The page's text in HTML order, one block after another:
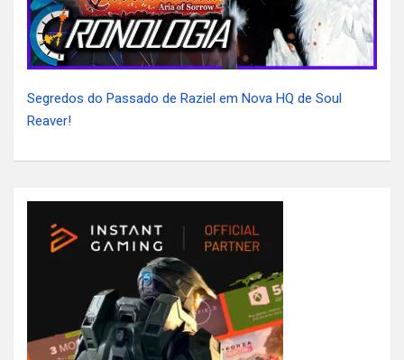
Segredos do Passado de Raziel em Nova HQ de Soul
Reaver!